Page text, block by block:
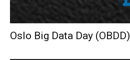
Oslo Big Data Day (OBDD)